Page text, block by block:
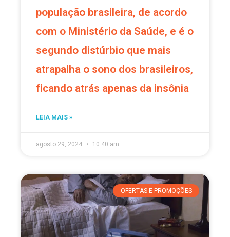
população brasileira, de acordo
com o Ministério da Saúde, e é o
segundo distúrbio que mais
atrapalha o sono dos brasileiros,
ficando atrás apenas da insônia
LEIA MAIS »
agosto 29, 2024 10:40 am
OFERTAS E PROMOÇÕES